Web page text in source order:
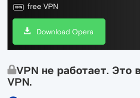
free VPN
Download Opera
VPN не работает. Это
VPN.